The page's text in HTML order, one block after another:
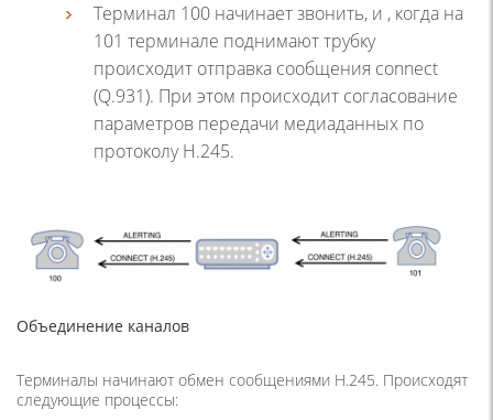
Терминал 100 начинает звонить, и , когда на
101 терминале поднимают трубку
происходит отправка сообщения connect
(Q.931). При этом происходит согласование
параметров передачи медиаданных по
протоколу H.245.
Объединение каналов
Терминалы начинают обмен сообщениями H.245. Происходят
следующие процессы: